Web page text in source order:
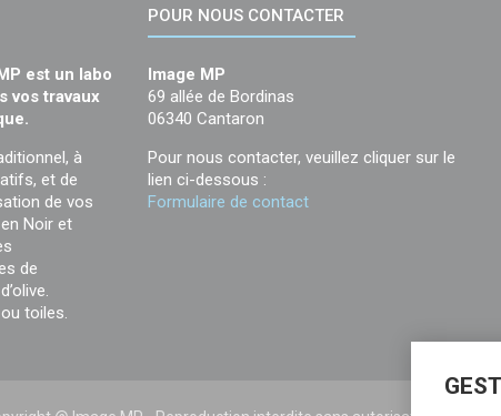
est un labo
vos travaux
à
et de
de vos
Noir et
de
toiles.
POUR NOUS CONTACTER
Image MP
69 allée de Bordinas
06340 Cantaron
Pour nous contacter, veuillez cliquer sur le
lien ci-dessous :
Formulaire de contact